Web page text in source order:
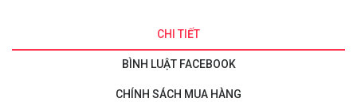
CHI TIẾT
BÌNH LUẬT FACEBOOK
CHÍNH SÁCH MUA HÀNG